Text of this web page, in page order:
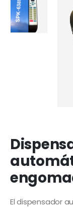
El dispensador